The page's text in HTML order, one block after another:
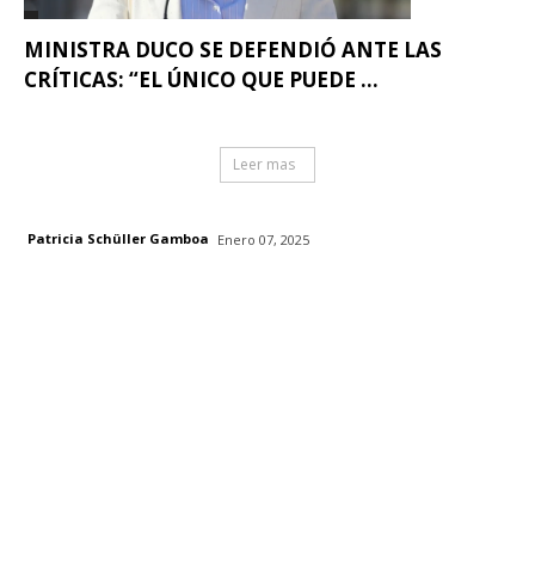
MINISTRA DUCO SE DEFENDIÓ ANTE LAS
CRÍTICAS: “EL ÚNICO QUE PUEDE ...
Leer mas
Patricia Schüller Gamboa Enero 07, 2025